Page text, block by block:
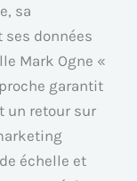
sa
ses données
Mark Ogne «
garantit
un retour sur
échelle et